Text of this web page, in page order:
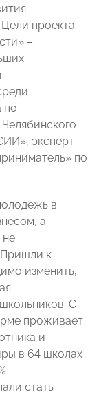
проекта
–
по
эксперт
по
в
а
к
изменить,
С
проживает
и
в 64 школах
стать